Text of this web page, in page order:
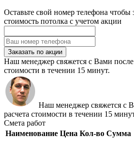
Оставьте свой номер телефона чтобы
стоимость потолка с учетом акции
Заказать по акции
Наш менеджер свяжется с Вами после
стоимости в течении 15 минут.
Наш менеджер свяжется с
расчета стоимости в течении 15
Смета работ
Наименование Цена Кол-во Сумма